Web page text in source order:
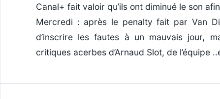
Canal+ fait valoir qu’ils ont diminué le son
Mercredi : après le penalty fait par Van
d’inscrire les fautes à un mauvais jour,
critiques acerbes d’Arnaud Slot, de l’équipe